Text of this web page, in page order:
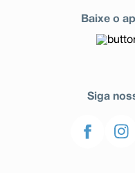
Baixe o
Siga